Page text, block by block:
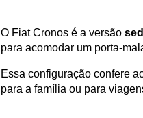
O Fiat Cronos é a versão
para acomodar um porta-
Essa configuração confere
para a família ou para